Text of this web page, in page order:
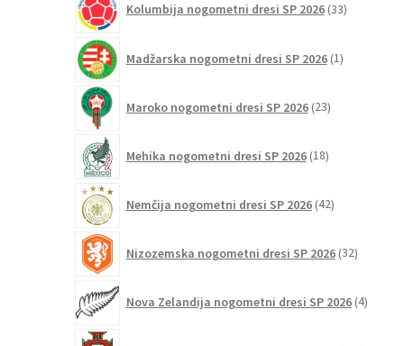
Kolumbija nogometni dresi SP 2026 33izdelkov
Madžarska nogometni dresi SP 2026 1izdelek
Maroko nogometni dresi SP 2026 23izdelkov
Mehika nogometni dresi SP 2026 18izdelkov
Nemčija nogometni dresi SP 2026 42izdelkov
Nizozemska nogometni dresi SP 2026 32izdelkov
Nova Zelandija nogometni dresi SP 2026 4izdelki